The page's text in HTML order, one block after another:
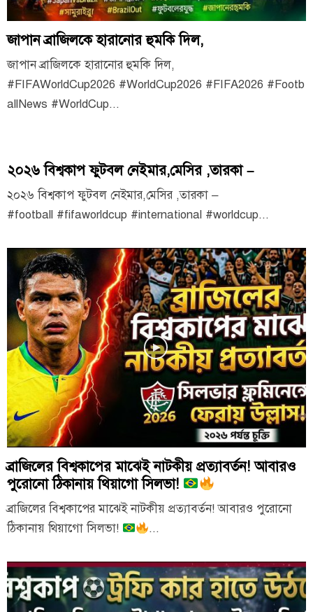
জাপান ব্রাজিলকে হারানোর হুমকি দিল,
জাপান ব্রাজিলকে হারানোর হুমকি দিল,
#FIFAWorldCup2026 #WorldCup2026 #FIFA2026 #Footb
allNews #WorldCup...
২০২৬ বিশ্বকাপ ফুটবল নেইমার,মেসির ,তারকা –
২০২৬ বিশ্বকাপ ফুটবল নেইমার,মেসির ,তারকা –
#football #fifaworldcup #international #worldcup...
ব্রাজিলের বিশ্বকাপের মাঝেই নাটকীয় প্রত্যাবর্তন! আবারও
পুরোনো ঠিকানায় থিয়াগো সিলভা!
ব্রাজিলের বিশ্বকাপের মাঝেই নাটকীয় প্রত্যাবর্তন! আবারও পুরোনো
ঠিকানায় থিয়াগো সিলভা!
...